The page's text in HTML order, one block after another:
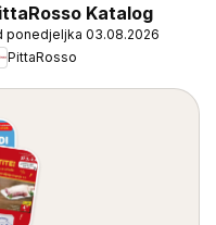
Katalog
ponedjeljka 03.08.2026
PittaRosso